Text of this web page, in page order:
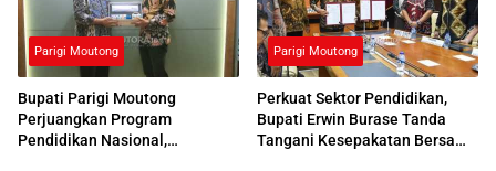
Parigi Moutong
Bupati Parigi Moutong
Perjuangkan Program
Pendidikan Nasional,
Parigi Moutong
Perkuat Sektor Pendidikan,
Bupati Erwin Burase Tanda
Tangani Kesepakatan Bersama